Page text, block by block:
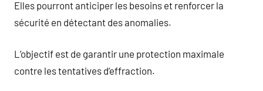
Elles pourront anticiper les besoins et renforcer la
sécurité en détectant des anomalies.
L’objectif est de garantir une protection maximale
contre les tentatives d’effraction.